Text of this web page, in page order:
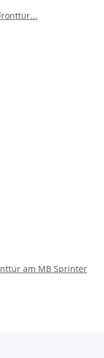
am MB Sprinter